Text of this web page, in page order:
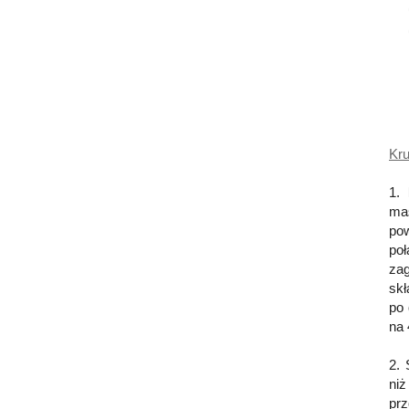
1.
po
na
2.